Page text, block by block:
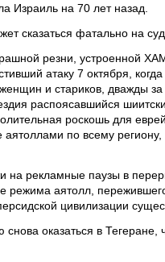
Израиль на 70 лет назад.
сказаться фатально на
резни, устроенной
атаку 7 октября,
и стариков, дважды
распоясавшийся
роскошь для
по всему
на рекламные паузы в
аятолл,
цивилизации
снова оказаться в